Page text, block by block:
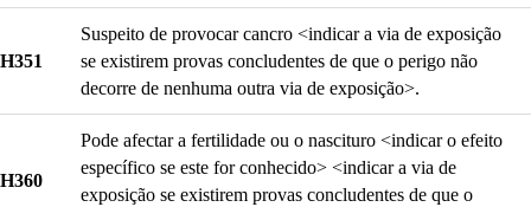
H351
Suspeito de provocar cancro <indicar a via de exposição
se existirem provas concludentes de que o perigo não
decorre de nenhuma outra via de exposição>.
H360
Pode afectar a fertilidade ou o nascituro <indicar o efeito
específico se este for conhecido> <indicar a via de
exposição se existirem provas concludentes de que o